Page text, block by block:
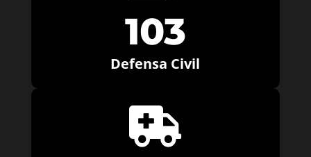
103
Defensa Civil
